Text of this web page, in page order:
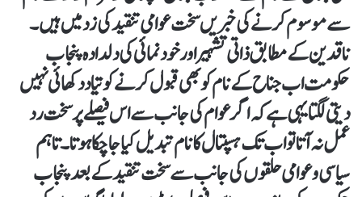
سے موسوم کرنے کی خبریں سخت عوامی تنقیدکی زد میں ہیں۔
ناقدین کے مطابق ذاتی تشہیر اور خودنمائی کی دلدادہ پنجاب
حکومت اب جناح کے نام کو بھی قبول کرنے کو تیاد دکھائی نہیں
دیتی لگتا یہی ہے کہ اگر عوام کی جانب سے اس فیصلے پر سخت رد
عمل نہ آتا تو اب تک ہسپتال کا نام تبدیل کیا جا چکا ہوتا۔ تاہم
سیاسی وعوامی حلقوں کی جانب سے سخت تنقید کے بعد پنجاب